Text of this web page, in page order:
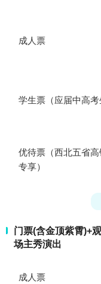
成人票
学生票（应届中高考
优待票（西北五省高
专享）
门票(含金顶紫霄)+
场主秀演出
成人票